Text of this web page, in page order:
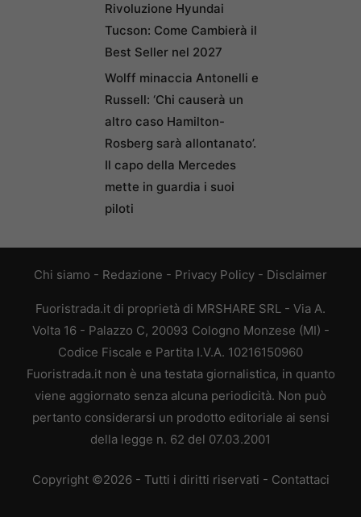
Rivoluzione Hyundai
Tucson: Come Cambierà il
Best Seller nel 2027
Wolff minaccia Antonelli e
Russell: ‘Chi causerà un
altro caso Hamilton-
Rosberg sarà allontanato’.
Il capo della Mercedes
mette in guardia i suoi
piloti
Chi siamo - Redazione - Privacy Policy - Disclaimer
Fuoristrada.it di proprietà di MRSHARE SRL - Via A.
Volta 16 - Palazzo C, 20093 Cologno Monzese (MI) -
Codice Fiscale e Partita I.V.A. 10216150960
Fuoristrada.it non è una testata giornalistica, in quanto
viene aggiornato senza alcuna periodicità. Non può
pertanto considerarsi un prodotto editoriale ai sensi
della legge n. 62 del 07.03.2001
Copyright ©2026 - Tutti i diritti riservati - Contattaci